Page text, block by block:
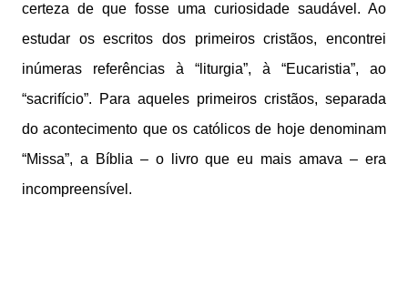
certeza de que fosse uma curiosidade saudável. Ao
estudar os escritos dos primeiros cristãos, encontrei
inúmeras referências à “liturgia”, à “Eucaristia”, ao
“sacrifício”. Para aqueles primeiros cristãos, separada
do acontecimento que os católicos de hoje denominam
“Missa”, a Bíblia – o livro que eu mais amava – era
incompreensível.